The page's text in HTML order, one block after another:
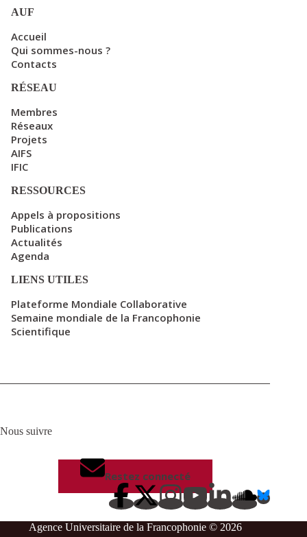
AUF
Accueil
Qui sommes-nous ?
Contacts
RÉSEAU
Membres
Réseaux
Projets
AIFS
IFIC
RESSOURCES
Appels à propositions
Publications
Actualités
Agenda
LIENS UTILES
Plateforme Mondiale Collaborative
Semaine mondiale de la Francophonie
Scientifique
Nous suivre
Restez connecté
Agence Universitaire de la Francophonie © 2026